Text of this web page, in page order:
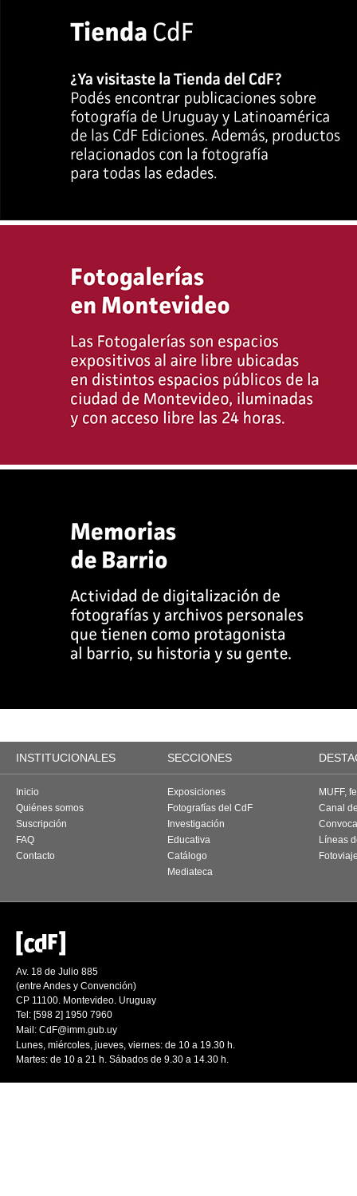
INSTITUCIONALES SECCIONES
Inicio
Quiénes somos
Suscripción
FAQ
Contacto
Exposiciones
Fotografías del CdF
Investigación
Educativa
Catálogo
Mediateca
MUFF,
Canal
Líneas
Av. 18 de Julio 885
(entre Andes y Convención)
CP 11100. Montevideo. Uruguay
Tel: [598 2] 1950 7960
Mail: CdF@imm.gub.uy
Lunes, miércoles, jueves, viernes: de 10 a 19.30 h.
Martes: de 10 a 21 h. Sábados de 9.30 a 14.30 h.